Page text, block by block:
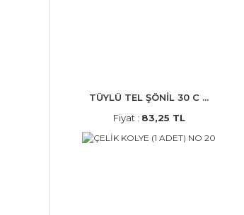
TÜYLÜ TEL ŞÖNİL 30 C ...
Fiyat : 83,25 TL